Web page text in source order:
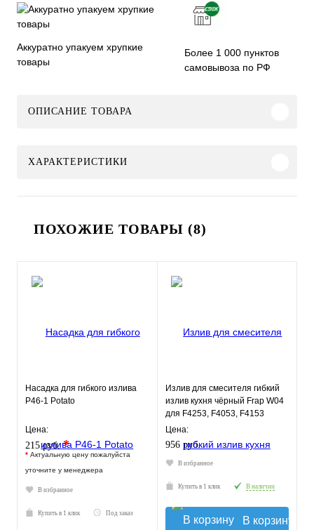
Аккуратно упакуем хрупкие
товары
Более 1 000 пунктов
самовывоза по РФ
ОПИСАНИЕ ТОВАРА
ХАРАКТЕРИСТИКИ
ПОХОЖИЕ ТОВАРЫ (8)
Насадка для гибкого излива
P46-1 Potato
Цена:
215 руб.*
* Актуальную цену пожалуйста
уточните у менеджера
В избранное
Купить в 1 клик Под заказ
Излив для смесителя гибкий
излив кухня чёрный Frap W04
для F4253, F4053, F4153
Цена:
956 руб.
В избранное
Купить в 1 клик В наличии
В корзину